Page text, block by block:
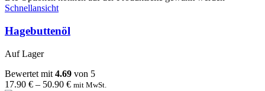
Schnellansicht
Hagebuttenöl
Auf Lager
Bewertet mit 4.69 von 5
17.90 € – 50.90 € mit MwSt.